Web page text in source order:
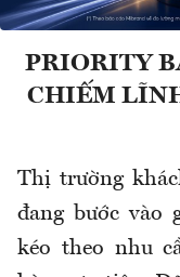
PRIORITY
CHIẾM
Thị trường
đang bước vào
kéo theo nhu